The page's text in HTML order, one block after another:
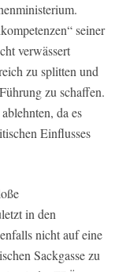
seiner
verwässert
zu splitten und
zu schaffen.
da es
Einflusses
in den
nicht auf eine
Sackgasse zu